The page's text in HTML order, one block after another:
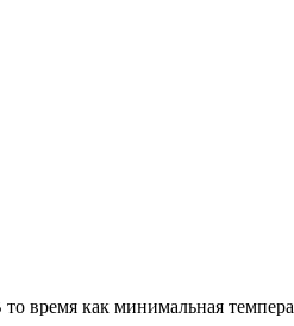
время как минимальная